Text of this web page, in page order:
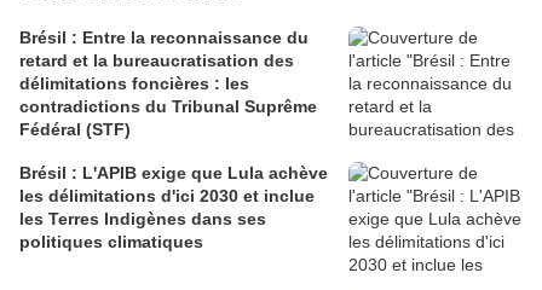
Brésil : Entre la reconnaissance du
retard et la bureaucratisation des
délimitations foncières : les
contradictions du Tribunal Suprême
Fédéral (STF)
Brésil : L'APIB exige que Lula achève
les délimitations d'ici 2030 et inclue
les Terres Indigènes dans ses
politiques climatiques